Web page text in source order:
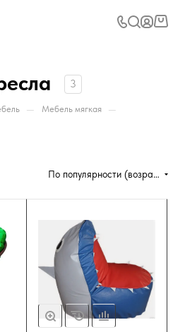
3
— Мебель мягкая —
По популярности (возрастание)